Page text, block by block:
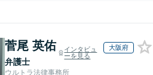
菅尾 英佑
弁護士
インタビュ
ーを見る
大阪府
ウルトラ法律事務所